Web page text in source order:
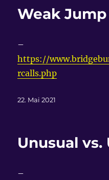
Weak
–
https://
rcalls.php
Veröffentlicht
22. Mai 2021
Unusual vs.
–